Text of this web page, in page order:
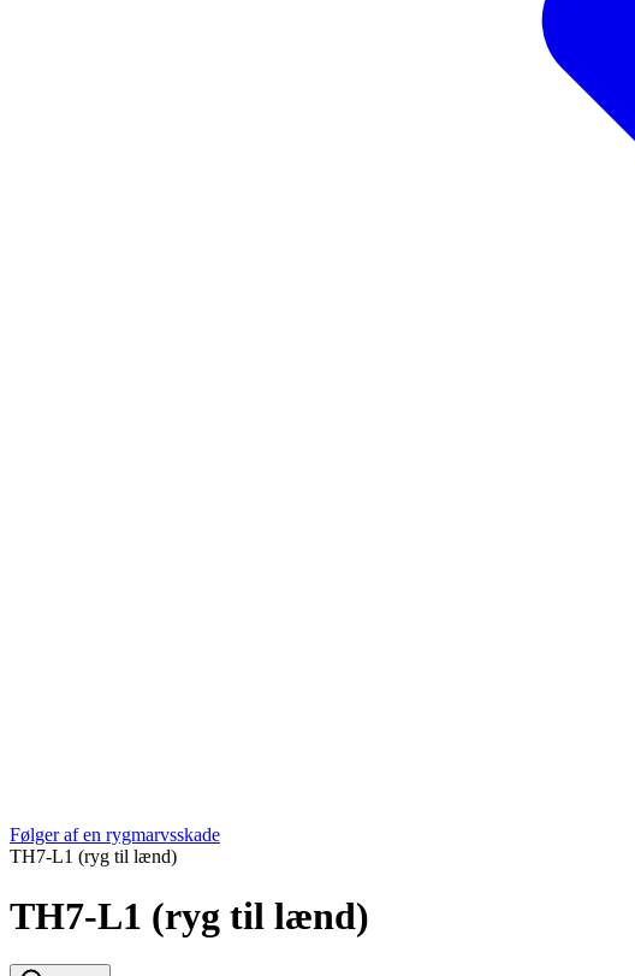
Følger af en rygmarvsskade
TH7-L1 (ryg til lænd)
TH7-L1 (ryg til lænd)